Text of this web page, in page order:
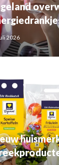
2026